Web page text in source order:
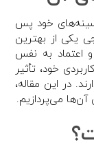
سینه‌های خود پس
یکی از بهترین
و اعتماد به نفس
خود، تأثیر
در این مقاله،
آن‌ها می‌پردازیم.